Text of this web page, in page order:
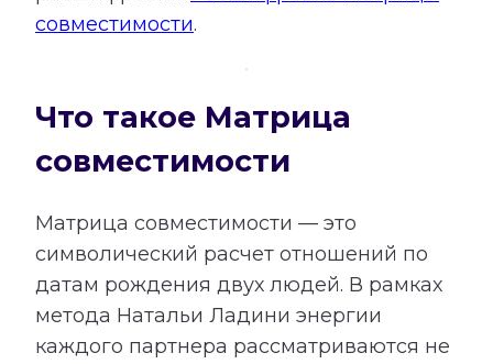
совместимости.
Что такое Матрица
совместимости
Матрица совместимости — это
символический расчет отношений по
датам рождения двух людей. В рамках
метода Натальи Ладини энергии
каждого партнера рассматриваются не